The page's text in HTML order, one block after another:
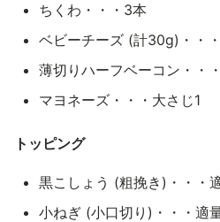
ちくわ・・・3本
ベビーチーズ (計30g)・・
薄切りハーフベーコン・・
マヨネーズ・・・大さじ1
トッピング
黒こしょう (粗挽き)・・・
小ねぎ (小口切り)・・・適